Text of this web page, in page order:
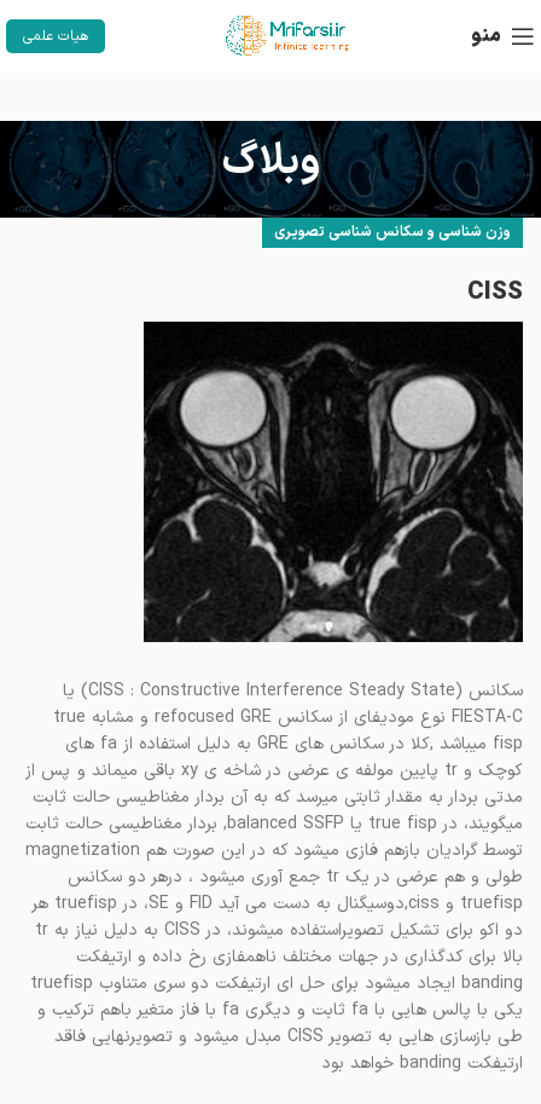
منو هیات علمی
وبلاگ
وزن شناسی و سکانس شناسی تصویری
CISS
سکانس (CISS : Constructive Interference Steady State) یا
FIESTA-C نوع مودیفای از سکانس refocused GRE و مشابه true
fisp میباشد ,کلا در سکانس های GRE به دلیل استفاده از fa های
کوچک و tr پایین مولفه ی عرضی در شاخه ی xy باقی میماند و پس از
مدتی بردار به مقدار ثابتی میرسد که به آن بردار مغناطیسی حالت ثابت
میگویند، در true fisp یا balanced SSFP, بردار مغناطیسی حالت ثابت
توسط گرادیان بازهم فازی میشود که در این صورت هم magnetization
طولی و هم عرضی در یک tr جمع آوری میشود ، درهر دو سکانس
truefisp و ciss,دوسیگنال به دست می آید FID و SE، در truefisp هر
دو اکو برای تشکیل تصویراستفاده میشوند، در CISS به دلیل نیاز به tr
بالا برای کدگذاری در جهات مختلف ناهمفازی رخ داده و ارتیفکت
banding ایجاد میشود برای حل ای ارتیفکت دو سری متناوب truefisp
یکی با پالس هایی با fa ثابت و دیگری fa با فاز متغیر باهم ترکیب و
طی بازسازی هایی به تصویر CISS مبدل میشود و تصویرنهایی فاقد
ارتیفکت banding خواهد بود